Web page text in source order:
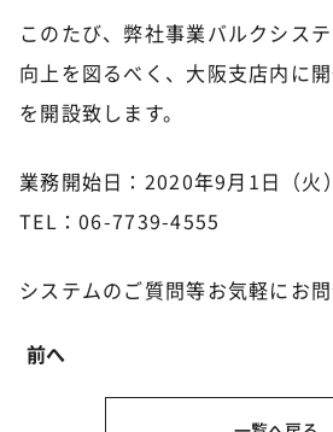
このたび、弊社事業バルクシス
向上を図るべく、大阪支店内に
を開設致します。
業務開始日：2020年9月1日（火
TEL：06-7739-4555
システムのご質問等お気軽にお問
前へ